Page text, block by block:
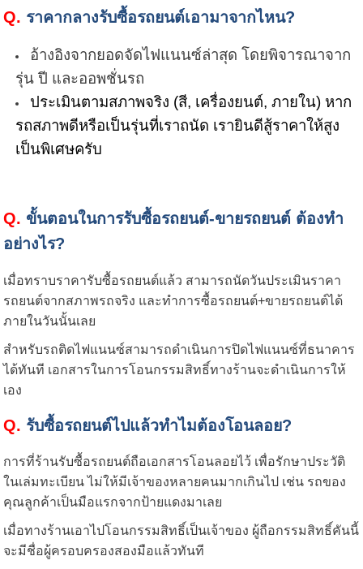
Q. ราคากลางรับซื้อรถยนต์เอามาจากไหน?
อ้างอิงจากยอดจัดไฟแนนซ์ล่าสุด โดยพิจารณาจาก
รุ่น ปี และออพชั่นรถ
ประเมินตามสภาพจริง (สี, เครื่องยนต์, ภายใน) หาก
รถสภาพดีหรือเป็นรุ่นที่เราถนัด เรายินดีสู้ราคาให้สูง
เป็นพิเศษครับ
Q. ขั้นตอนในการรับซื้อรถยนต์-ขายรถยนต์ ต้องทำ
อย่างไร?
เมื่อทราบราคารับซื้อรถยนต์แล้ว สามารถนัดวันประเมินราคา
รถยนต์จากสภาพรถจริง และทำการซื้อรถยนต์+ขายรถยนต์ได้
ภายในวันนั้นเลย
สำหรับรถติดไฟแนนซ์สามารถดำเนินการปิดไฟแนนซ์ที่ธนาคาร
ได้ทันที เอกสารในการโอนกรรมสิทธิ์ทางร้านจะดำเนินการให้
เอง
Q. รับซื้อรถยนต์ไปแล้วทำไมต้องโอนลอย?
การที่ร้านรับซื้อรถยนต์ถือเอกสารโอนลอยไว้ เพื่อรักษาประวัติ
ในเล่มทะเบียน ไม่ให้มีเจ้าของหลายคนมากเกินไป เช่น รถของ
คุณลูกค้าเป็นมือแรกจากป้ายแดงมาเลย
เมื่อทางร้านเอาไปโอนกรรมสิทธิ์เป็นเจ้าของ ผู้ถือกรรมสิทธิ์คันนี้
จะมีชื่อผู้ครอบครองสองมือแล้วทันที